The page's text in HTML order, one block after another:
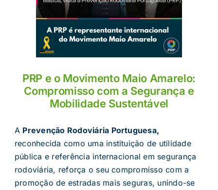
PRP e o Movimento Maio Amarelo:
Compromisso com a Segurança e
Mobilidade Sustentável
A Prevenção Rodoviária Portuguesa,
reconhecida como uma instituição de utilidade
pública e referência internacional em segurança
rodoviária, reforça o seu compromisso com a
promoção de estradas mais seguras, unindo-se